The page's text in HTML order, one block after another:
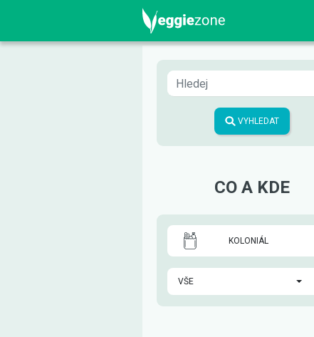
VYHLEDAT
CO A KDE
KOLONIÁL
VŠE